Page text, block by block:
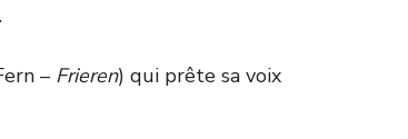
– Frieren) qui prête sa voix